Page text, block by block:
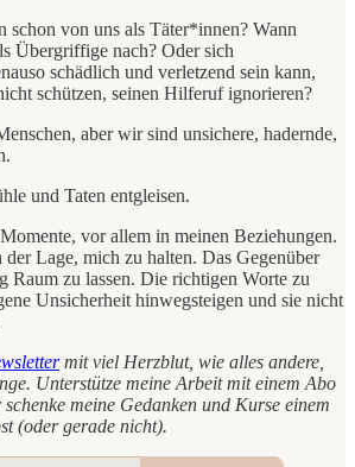
schon von uns als Täter*innen? Wann
Übergriffige nach? Oder sich
schädlich und verletzend sein kann,
schützen, seinen Hilferuf ignorieren?
aber wir sind unsichere, hadernde,
und Taten entgleisen.
vor allem in meinen Beziehungen.
Lage, mich zu halten. Das Gegenüber
Raum zu lassen. Die richtigen Worte zu
Unsicherheit hinwegsteigen und sie nicht
mit viel Herzblut, wie alles andere,
Unterstütze meine Arbeit mit einem Abo
meine Gedanken und Kurse einem
(oder gerade nicht).